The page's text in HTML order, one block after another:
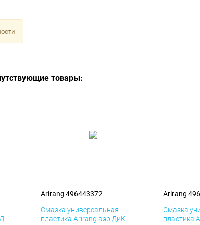
товары:
Arirang 496443372
Смазка универсальная
пластика Arirang аэр ДиК
Arirang
Смазка
пластика